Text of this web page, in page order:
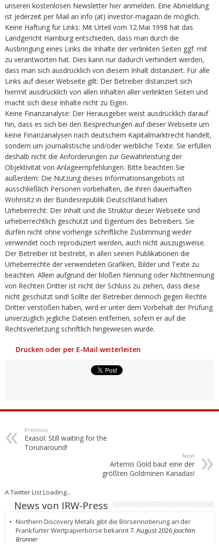
unseren kostenlosen Newsletter hier anmelden. Eine Abmeldung
ist jederzeit per Mail an info (at) investor-magazin.de möglich.
Keine Haftung für Links: Mit Urteil vom 12.Mai 1998 hat das
Landgericht Hamburg entschieden, dass man durch die
Ausbringung eines Links die Inhalte der verlinkten Seiten ggf. mit
zu verantworten hat. Dies kann nur dadurch verhindert werden,
dass man sich ausdrücklich von diesem Inhalt distanziert. Für alle
Links auf dieser Webseite gilt: Der Betreiber distanziert sich
hiermit ausdrücklich von allen Inhalten aller verlinkten Seiten und
macht sich diese Inhalte nicht zu Eigen.
Keine Finanzanalyse: Der Herausgeber weist ausdrücklich darauf
hin, dass es sich bei den Besprechungen auf dieser Webseite um
keine Finanzanalysen nach deutschem Kapitalmarktrecht handelt,
sondern um journalistische und/oder werbliche Texte. Sie erfüllen
deshalb nicht die Anforderungen zur Gewährleistung der
Objektivität von Anlageempfehlungen. Bitte beachten Sie
außerdem: Die Nutzung dieses Informationsangebots ist
ausschließlich Personen vorbehalten, die ihren dauerhaften
Wohnsitz in der Bundesrepublik Deutschland haben.
Urheberrecht: Der Inhalt und die Struktur dieser Webseite sind
urheberrechtlich geschützt und Eigentum des Betreibers. Sie
dürfen nicht ohne vorherige schriftliche Zustimmung weder
verwendet noch reproduziert werden, auch nicht auszugsweise.
Der Betreiber ist bestrebt, in allen seinen Publikationen die
Urheberrechte der verwendeten Grafiken, Bilder und Texte zu
beachten. Allein aufgrund der bloßen Nennung oder Nichtnennung
von Rechten Dritter ist nicht der Schluss zu ziehen, dass diese
nicht geschützt sind! Sollte der Betreiber dennoch gegen Rechte
Dritter verstoßen haben, wird er unter dem Vorbehalt der Prüfung
unverzüglich jegliche Dateien entfernen, sofern er auf die
Rechtsverletzung schriftlich hingewiesen wurde.
Drucken oder per E-Mail weiterleiten
Previous
Exasol: Still waiting for the
Torunaround!
Next
Artemis Gold baut eine der
größten Goldminen Kanadas!
A Twitter List Loading...
News von IRW-Press
Northern Discovery Metals gibt die Börsennotierung an der
Frankfurter Wertpapierbörse bekannt7. August 2026 Joachim
Brunner